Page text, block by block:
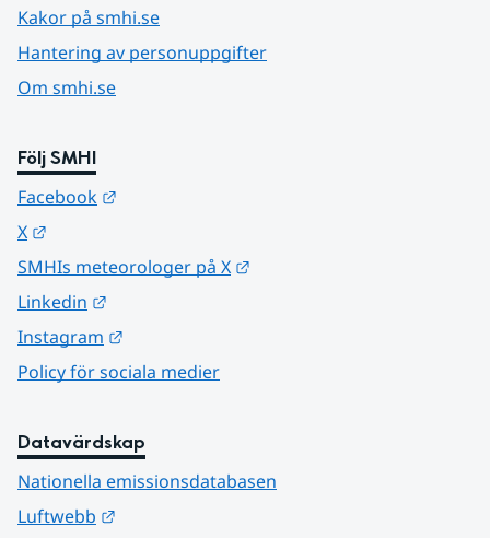
Kakor på smhi.se
Hantering av personuppgifter
Om smhi.se
Följ SMHI
Facebook
X
SMHIs meteorologer på X
Linkedin
Instagram
Policy för sociala medier
Datavärdskap
Nationella emissionsdatabasen
Luftwebb